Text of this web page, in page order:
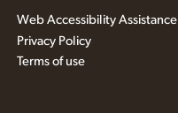
Web Accessibility Assistance
Privacy Policy
Terms of use